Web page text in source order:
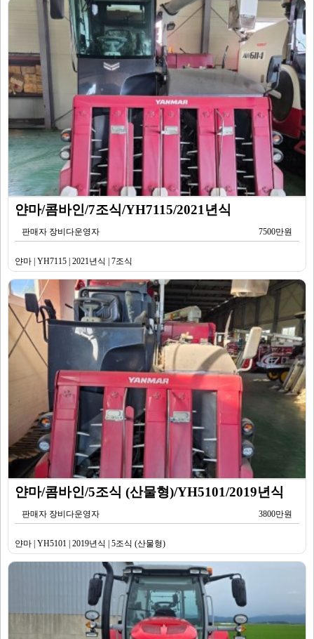
얀마/콤바인/7조식/YH7115/2021년식
판매자 장비다운영자 7500만원
얀마 | YH7115 | 2021년식 | 7조식
얀마/콤바인/5조식 (산물형)/YH5101/2019년식
판매자 장비다운영자 3800만원
얀마 | YH5101 | 2019년식 | 5조식 (산물형)